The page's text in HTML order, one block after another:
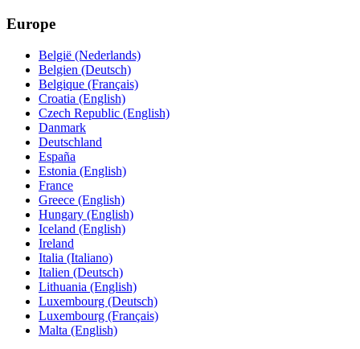
Europe
België (Nederlands)
Belgien (Deutsch)
Belgique (Français)
Croatia (English)
Czech Republic (English)
Danmark
Deutschland
España
Estonia (English)
France
Greece (English)
Hungary (English)
Iceland (English)
Ireland
Italia (Italiano)
Italien (Deutsch)
Lithuania (English)
Luxembourg (Deutsch)
Luxembourg (Français)
Malta (English)